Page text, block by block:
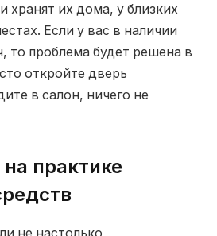
хранят их дома, у близких
Если у вас в наличии
то проблема будет решена в
откройте дверь
в салон, ничего не
практике